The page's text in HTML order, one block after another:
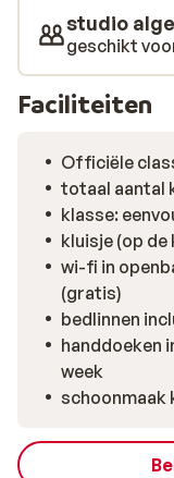
gerenoveerde
beschikken over
zonsondergang
dan is het centrum
met de leukste
buiten je
studio
geschikt
Faciliteiten
Officiële
totaal aantal
klasse:
kluisje (op de
wi-fi in
(gratis)
bedlinnen
handdoeken
week